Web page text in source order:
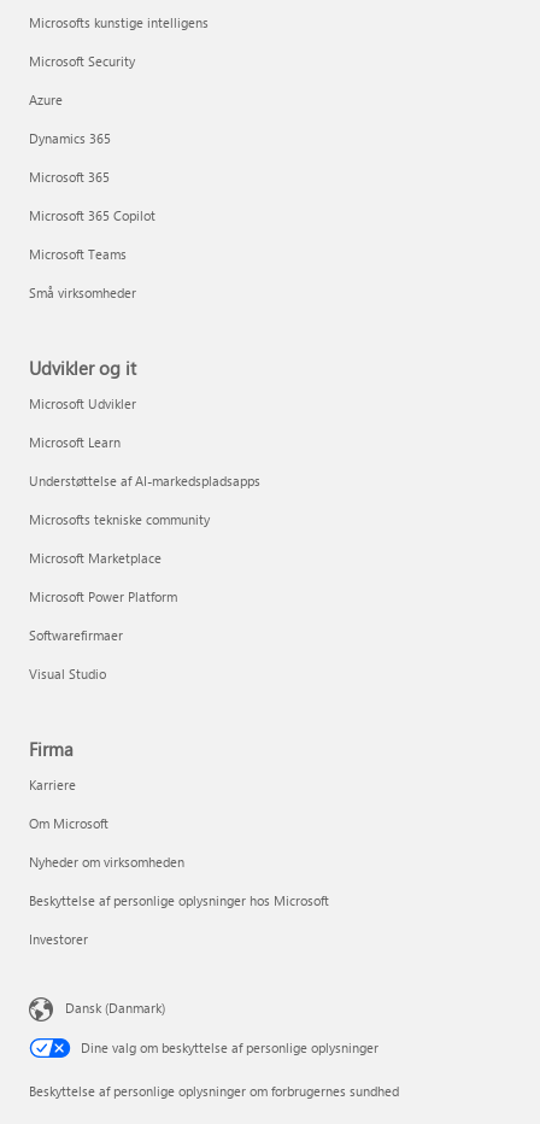
Microsofts kunstige intelligens
Microsoft Security
Azure
Dynamics 365
Microsoft 365
Microsoft 365 Copilot
Microsoft Teams
Små virksomheder
Udvikler og it
Microsoft Udvikler
Microsoft Learn
Understøttelse af AI-markedspladsapps
Microsofts tekniske community
Microsoft Marketplace
Microsoft Power Platform
Softwarefirmaer
Visual Studio
Firma
Karriere
Om Microsoft
Nyheder om virksomheden
Beskyttelse af personlige oplysninger hos Microsoft
Investorer
Dansk (Danmark)
Dine valg om beskyttelse af personlige oplysninger
Beskyttelse af personlige oplysninger om forbrugernes sundhed